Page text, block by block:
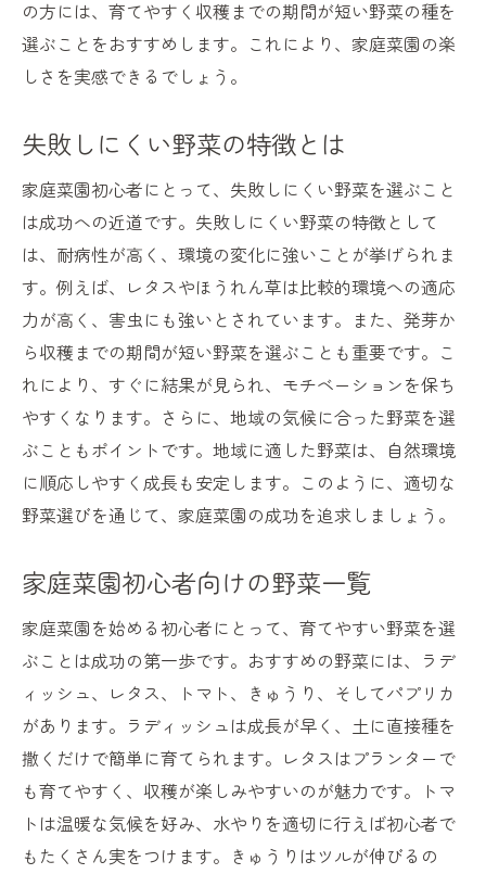
の方には、育てやすく収穫までの期間が短い野菜の種を
選ぶことをおすすめします。これにより、家庭菜園の楽
しさを実感できるでしょう。
失敗しにくい野菜の特徴とは
家庭菜園初心者にとって、失敗しにくい野菜を選ぶこと
は成功への近道です。失敗しにくい野菜の特徴として
は、耐病性が高く、環境の変化に強いことが挙げられま
す。例えば、レタスやほうれん草は比較的環境への適応
力が高く、害虫にも強いとされています。また、発芽か
ら収穫までの期間が短い野菜を選ぶことも重要です。こ
れにより、すぐに結果が見られ、モチベーションを保ち
やすくなります。さらに、地域の気候に合った野菜を選
ぶこともポイントです。地域に適した野菜は、自然環境
に順応しやすく成長も安定します。このように、適切な
野菜選びを通じて、家庭菜園の成功を追求しましょう。
家庭菜園初心者向けの野菜一覧
家庭菜園を始める初心者にとって、育てやすい野菜を選
ぶことは成功の第一歩です。おすすめの野菜には、ラデ
ィッシュ、レタス、トマト、きゅうり、そしてパプリカ
があります。ラディッシュは成長が早く、土に直接種を
撒くだけで簡単に育てられます。レタスはプランターで
も育てやすく、収穫が楽しみやすいのが魅力です。トマ
トは温暖な気候を好み、水やりを適切に行えば初心者で
もたくさん実をつけます。きゅうりはツルが伸びるの